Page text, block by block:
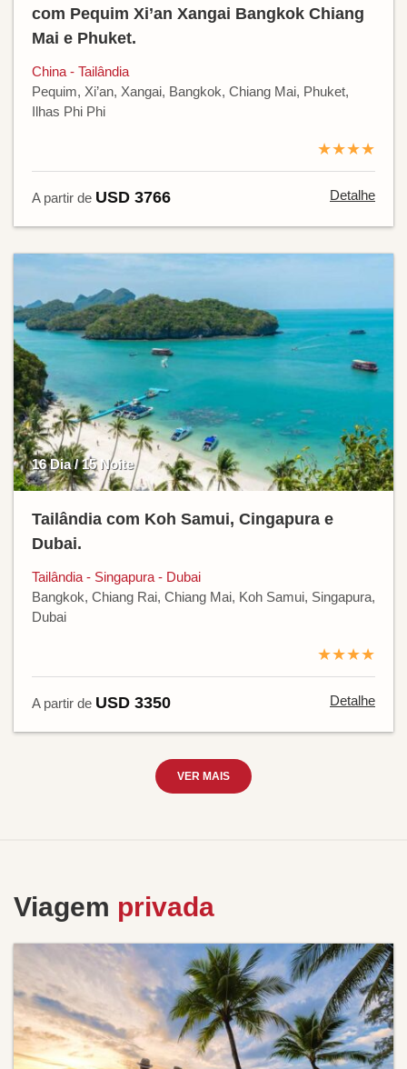
com Pequim Xi’an Xangai Bangkok Chiang
Mai e Phuket.
China - Tailândia
Pequim, Xi’an, Xangai, Bangkok, Chiang Mai, Phuket,
Ilhas Phi Phi
★★★★
A partir de USD 3766 Detalhe
16 Dia / 15 Noite
Tailândia com Koh Samui, Cingapura e
Dubai.
Tailândia - Singapura - Dubai
Bangkok, Chiang Rai, Chiang Mai, Koh Samui, Singapura,
Dubai
★★★★
A partir de USD 3350 Detalhe
VER MAIS
Viagem privada